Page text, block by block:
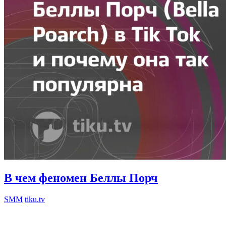
В чем феномен Беллы Порч
SMM tiku.tv